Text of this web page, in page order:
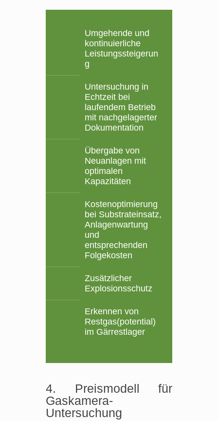
Umgehende und
kontinuierliche
Leistungssteigerun
g
Untersuchung in
Echtzeit bei
laufendem Betrieb
mit nachgelagerter
Dokumentation
Übergabe von
Neuanlagen mit
optimalen
Kapazitäten
Kostenoptimierung
bei Substrateinsatz,
Anlagenwartung
und
entsprechenden
Folgekosten
Zusätzlicher
Explosionsschutz
Erkennen von
Restgas(potential)
im Gärrestlager
4. Preismodell für
Gaskamera-
Untersuchung